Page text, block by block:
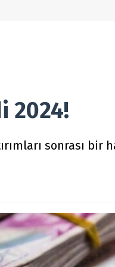
2024!
sonrası